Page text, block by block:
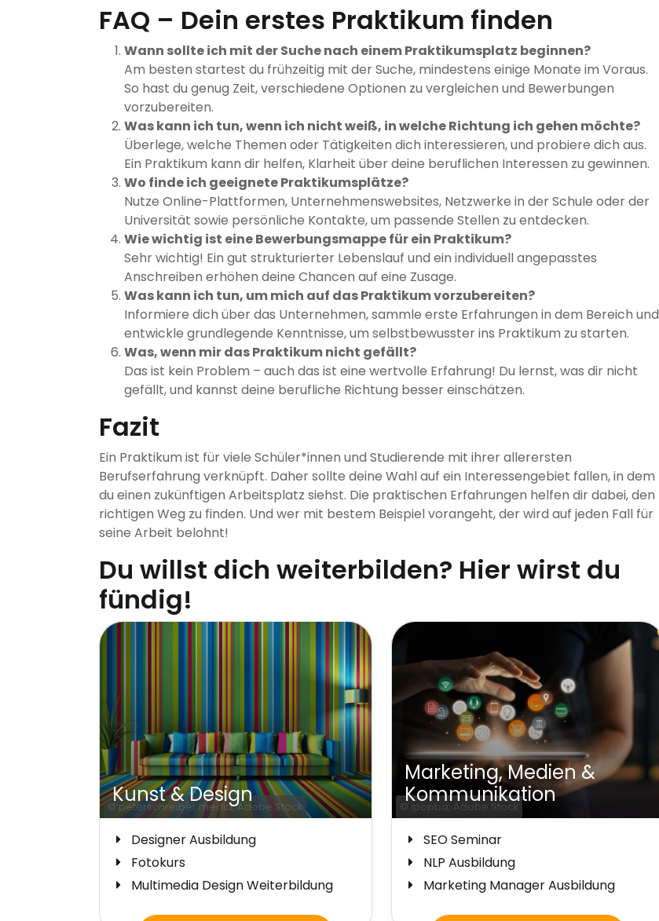
FAQ – Dein erstes Praktikum finden
Wann sollte ich mit der Suche nach einem Praktikumsplatz beginnen?
Am besten startest du frühzeitig mit der Suche, mindestens einige Monate im Voraus.
So hast du genug Zeit, verschiedene Optionen zu vergleichen und Bewerbungen
vorzubereiten.
Was kann ich tun, wenn ich nicht weiß, in welche Richtung ich gehen möchte?
Überlege, welche Themen oder Tätigkeiten dich interessieren, und probiere dich aus.
Ein Praktikum kann dir helfen, Klarheit über deine beruflichen Interessen zu gewinnen.
Wo finde ich geeignete Praktikumsplätze?
Nutze Online-Plattformen, Unternehmenswebsites, Netzwerke in der Schule oder der
Universität sowie persönliche Kontakte, um passende Stellen zu entdecken.
Wie wichtig ist eine Bewerbungsmappe für ein Praktikum?
Sehr wichtig! Ein gut strukturierter Lebenslauf und ein individuell angepasstes
Anschreiben erhöhen deine Chancen auf eine Zusage.
Was kann ich tun, um mich auf das Praktikum vorzubereiten?
Informiere dich über das Unternehmen, sammle erste Erfahrungen in dem Bereich und
entwickle grundlegende Kenntnisse, um selbstbewusster ins Praktikum zu starten.
Was, wenn mir das Praktikum nicht gefällt?
Das ist kein Problem – auch das ist eine wertvolle Erfahrung! Du lernst, was dir nicht
gefällt, und kannst deine berufliche Richtung besser einschätzen.
Fazit
Ein Praktikum ist für viele Schüler*innen und Studierende mit ihrer allerersten
Berufserfahrung verknüpft. Daher sollte deine Wahl auf ein Interessengebiet fallen, in dem
du einen zukünftigen Arbeitsplatz siehst. Die praktischen Erfahrungen helfen dir dabei, den
richtigen Weg zu finden. Und wer mit bestem Beispiel vorangeht, der wird auf jeden Fall für
seine Arbeit belohnt!
Du willst dich weiterbilden? Hier wirst du
fündig!
© opolja; Adobe Stock
Hotellerie, Gastronomie &
Tourismus
Koch Ausbildung
Eventmanager Ausbildung
Weiterbildung Koch
© beeboys; Adobe Stock
Wirtschaft &
Unternehmertum
Projektmanagement Weiterbildung
Qualitätsmanagement
Weiterbildung